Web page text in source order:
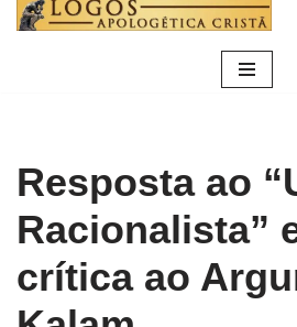
Resposta ao
Racionalista”
crítica ao